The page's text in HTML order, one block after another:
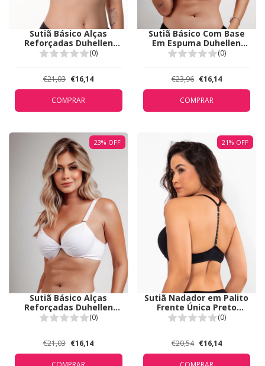
Sutiã Básico Alças
Reforçadas Duhellen
Preto 5239(0)
€21,03 €16,14
COMPRAR
Sutiã Básico Com Base
Em Espuma Duhellen
Preto 5909(0)
€23,96 €16,14
COMPRAR
23% OFF
Sutiã Básico Alças
Reforçadas Duhellen
Branco 5239(0)
€21,03 €16,14
21% OFF
Sutiã Nadador em Palito
Frente Única Preto
Duhellen 5149
(0)
€20,54 €16,14